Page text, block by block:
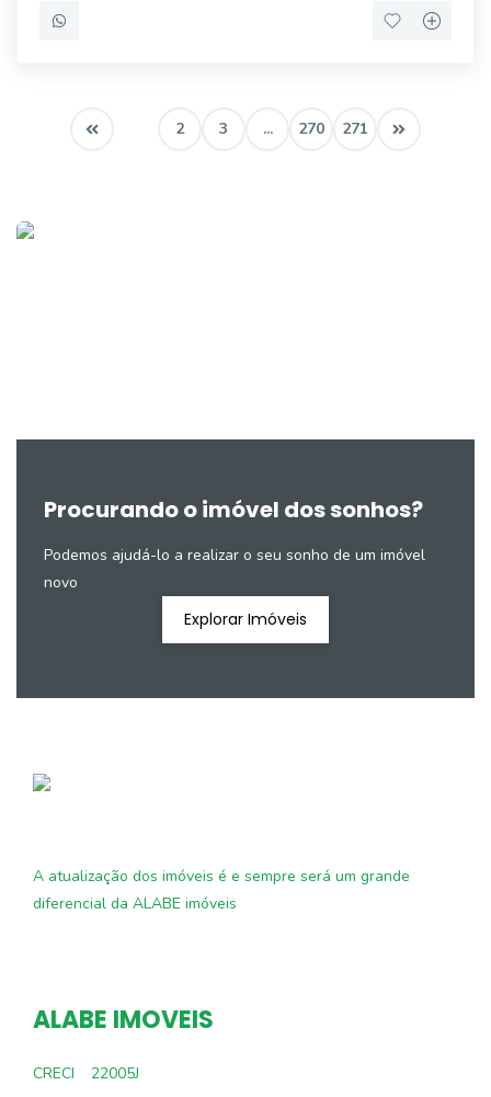
2 3 ... 270 271
Procurando o imóvel dos sonhos?
Podemos ajudá-lo a realizar o seu sonho de um imóvel
novo
Explorar Imóveis
A atualização dos imóveis é e sempre será um grande
diferencial da ALABE imóveis
ALABE IMOVEIS
CRECI
22005J